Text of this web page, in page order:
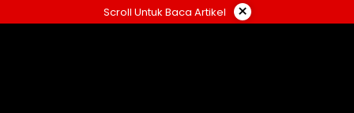
ke
Scroll Untuk Baca Artikel ×